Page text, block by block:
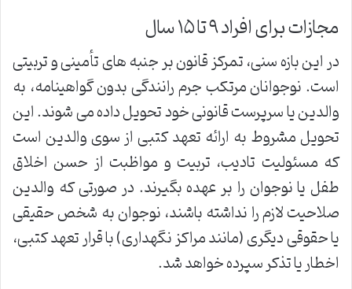
مجازات برای افراد ۹ تا ۱۵ سال
در این بازه سنی، تمرکز قانون بر جنبه های تأمینی و تربیتی
است. نوجوانان مرتکب جرم رانندگی بدون گواهینامه، به
والدین یا سرپرست قانونی خود تحویل داده می شوند. این
تحویل مشروط به ارائه تعهد کتبی از سوی والدین است
که مسئولیت تادیب، تربیت و مواظبت از حسن اخلاق
طفل یا نوجوان را بر عهده بگیرند. در صورتی که والدین
صلاحیت لازم را نداشته باشند، نوجوان به شخص حقیقی
یا حقوقی دیگری (مانند مراکز نگهداری) با قرار تعهد کتبی،
اخطار یا تذکر سپرده خواهد شد.